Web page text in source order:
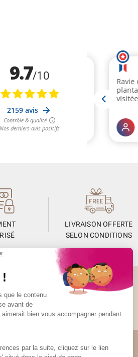
LIVRAISON OFFERTE
SELON CONDITIONS
vous à la Newsletter
informés de toute l’actualité Unami